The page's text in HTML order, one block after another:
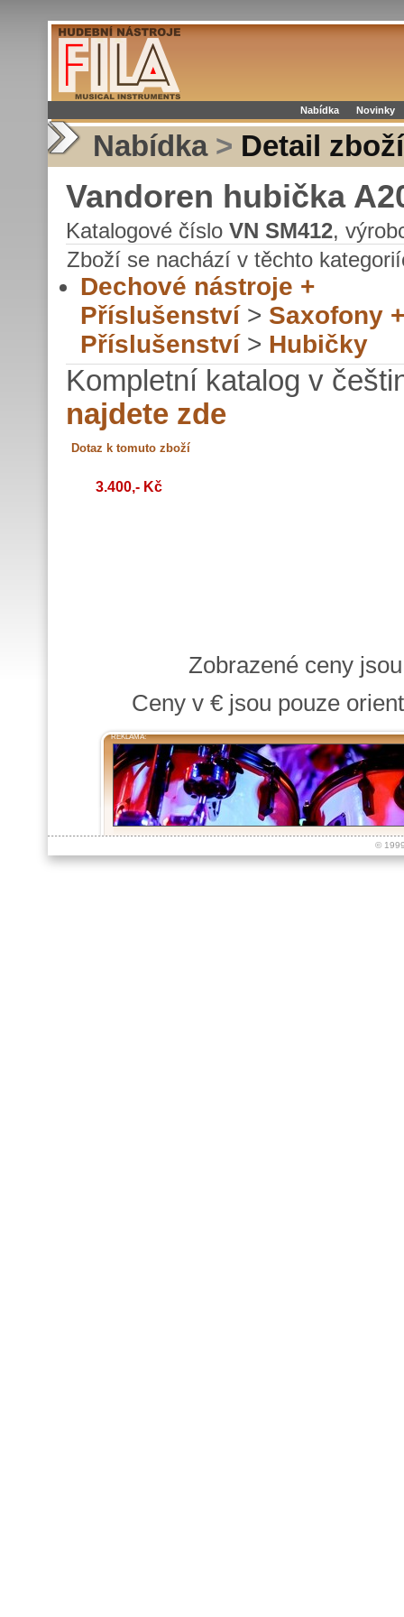
Nabídka Novinky
Nabídka > Detail zboží
Vandoren hubička
Katalogové číslo VN SM412,
Zboží se nachází v těchto
Dechové nástroje +
Příslušenství > Saxofony +
Příslušenství > Hubičky
Kompletní katalog v
najdete zde
3.400,- Kč
Zobrazené ceny
Ceny v € jsou pouze
REKLAMA:
©